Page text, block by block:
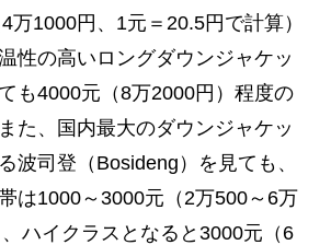
万1000円、1元＝20.5円で計算）
性の高いロングダウンジャケッ
も4000元（8万2000円）程度の
た、国内最大のダウンジャケッ
波司登（Bosideng）を見ても、
は1000～3000元（2万500～6万
ハイクラスとなると3000元（6